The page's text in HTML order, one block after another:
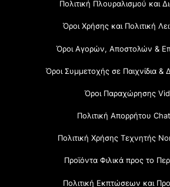
Πολιτική Πλουραλισμού και
Όροι Χρήσης και Πολιτική
Όροι Αγορών, Αποστολών &
Όροι Συμμετοχής σε Παιχνίδια &
Όροι Παραχώρησης
Πολιτική Απορρήτου
Πολιτική Χρήσης Τεχνητής
Προϊόντα Φιλικά προς το
Πολιτική Εκπτώσεων και